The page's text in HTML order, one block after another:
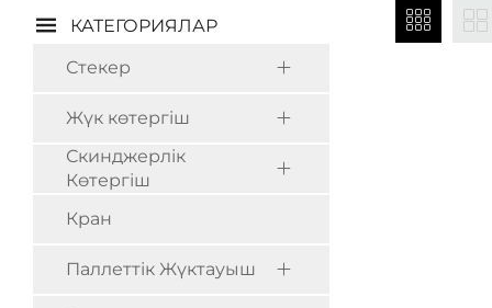
КАТЕГОРИЯЛАР
Стекер
Жүк көтергіш
Скинджерлік
Көтергіш
Кран
Паллеттік Жүктауыш